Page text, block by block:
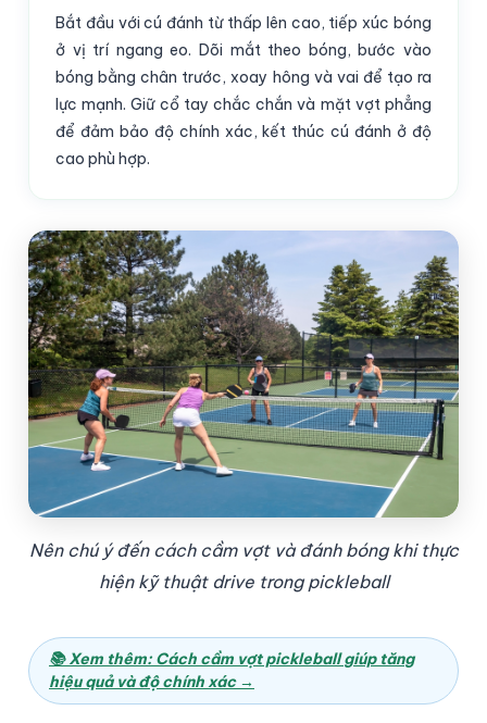
Bắt đầu với cú đánh từ thấp lên cao, tiếp xúc bóng
ở vị trí ngang eo. Dõi mắt theo bóng, bước vào
bóng bằng chân trước, xoay hông và vai để tạo ra
lực mạnh. Giữ cổ tay chắc chắn và mặt vợt phẳng
để đảm bảo độ chính xác, kết thúc cú đánh ở độ
cao phù hợp.
Nên chú ý đến cách cầm vợt và đánh bóng khi thực
hiện kỹ thuật drive trong pickleball
📚 Xem thêm: Cách cầm vợt pickleball giúp tăng
hiệu quả và độ chính xác →